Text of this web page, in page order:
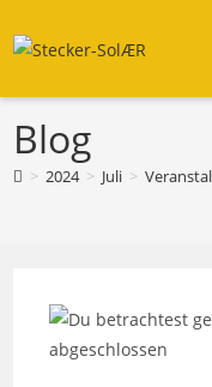
Inhalt
Blog
> 2024 > Juli >